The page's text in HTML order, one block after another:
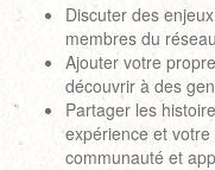
Discuter des
membres du
Ajouter votre
découvrir à des
Partager les
expérience et
communauté et